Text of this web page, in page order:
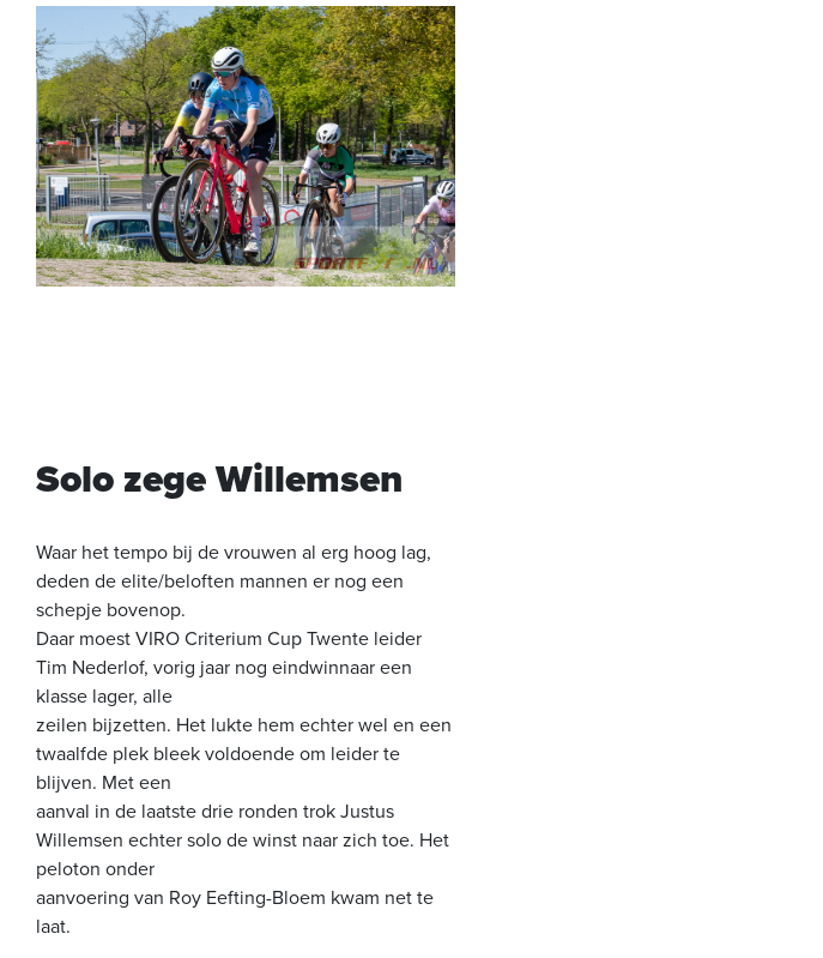
Solo zege Willemsen
Waar het tempo bij de vrouwen al erg hoog lag,
deden de elite/beloften mannen er nog een
schepje bovenop.
Daar moest VIRO Criterium Cup Twente leider
Tim Nederlof, vorig jaar nog eindwinnaar een
klasse lager, alle
zeilen bijzetten. Het lukte hem echter wel en een
twaalfde plek bleek voldoende om leider te
blijven. Met een
aanval in de laatste drie ronden trok Justus
Willemsen echter solo de winst naar zich toe. Het
peloton onder
aanvoering van Roy Eefting-Bloem kwam net te
laat.